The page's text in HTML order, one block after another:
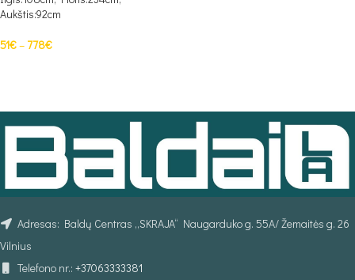
Aukštis:92cm
51€– 778€
Adresas: Baldų Centras „SKRAJA“ Naugarduko g. 55A/ Žemaitės g. 26
Vilnius
Telefono nr.: +37063333381